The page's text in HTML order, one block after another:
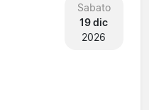
Sabato
19 dic
2026